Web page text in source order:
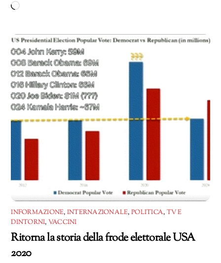
Caricamento
corso…
INFORMAZIONE, INTERNAZIONALE, POLITICA, TV E
DINTORNI, VACCINI
Ritorna la storia della frode elettorale USA
2020